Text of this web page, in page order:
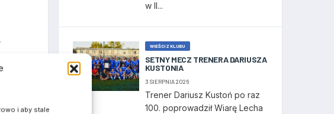
i aby stale
w II...
WIEŚCI Z KLUBU
SETNY MECZ TRENERA DARIUSZA
KUSTONIA
3 SIERPNIA 2026
Trener Dariusz Kustoń po raz
100. poprowadził Wiarę Lecha